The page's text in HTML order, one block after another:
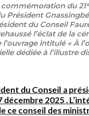
commémoration du
Président
du Conseil
l’éclat de la
intitulé « À
dédiée à l’illustre
du Conseil a
décembre 2025 .
ce conseil des